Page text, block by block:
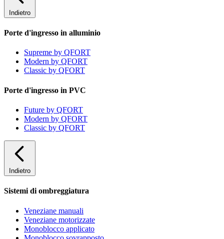
Indietro
Porte d'ingresso in alluminio
Supreme by QFORT
Modern by QFORT
Classic by QFORT
Porte d'ingresso in PVC
Future by QFORT
Modern by QFORT
Classic by QFORT
Indietro
Sistemi di ombreggiatura
Veneziane manuali
Veneziane motorizzate
Monoblocco applicato